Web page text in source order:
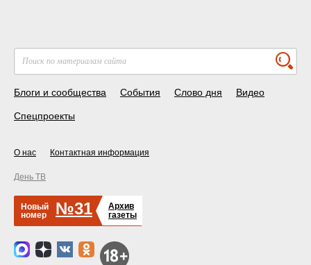
Блоги и сообщества События Слово дня Видео
Спецпроекты
О нас Контактная информация
День ТВ
Новый
номер
№31
Архив
газеты